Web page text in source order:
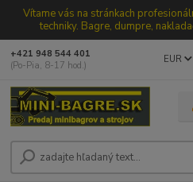
Vítame vás na stránkach
techniky. Bagre, dumpre,
EUR
+421 948 544 401
(Po-Pia, 8-17 hod.)